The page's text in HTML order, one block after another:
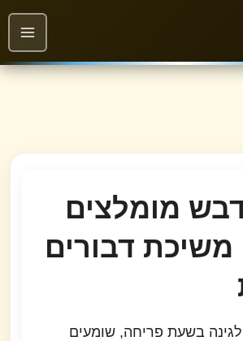
מומלצים
משיכת דבורים
בשעת פריחה, שומעים